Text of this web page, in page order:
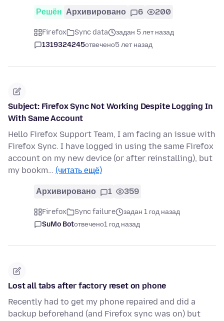
Решён Архивировано 6 200
Firefox Sync data
задан 5 лет назад
1319324245отвечено5 лет назад
Subject: Firefox Sync Not Working Despite Logging In
With Same Account
Hello Firefox Support Team, I am facing an issue with
Firefox Sync. I have logged in using the same Firefox
account on my new device (or after reinstalling), but
my bookm… (читать ещё)
Архивировано 1 359
Firefox Sync failure
задан 1 год назад
SuMo Botотвечено1 год назад
Lost all tabs after factory reset on phone
Recently had to get my phone repaired and did a
backup beforehand (and Firefox sync was on) but